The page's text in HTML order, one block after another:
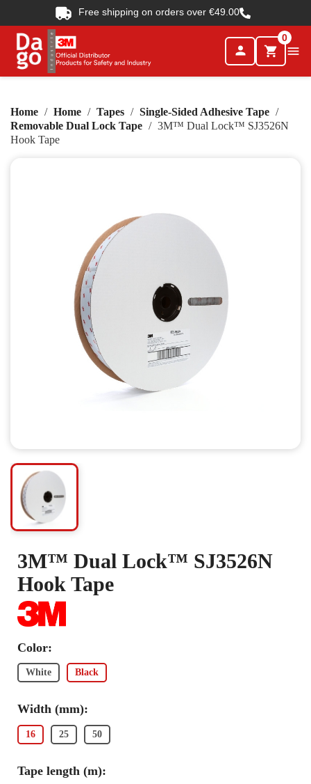
Free shipping on orders over €49.00
person shopping_cart
0

Home Home Tapes
Single-Sided Adhesive Tape
Removable Dual Lock Tape
3M™ Dual Lock™ SJ3526N
Hook Tape
3M™ Dual Lock™ SJ3526N
Hook Tape
Color:
White Black
Width (mm):
16 25 50
Tape length (m):